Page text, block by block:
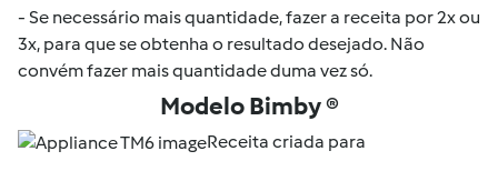
- Se necessário mais quantidade, fazer a receita por 2x ou
3x, para que se obtenha o resultado desejado. Não
convém fazer mais quantidade duma vez só.
Modelo Bimby ®
Receita criada para